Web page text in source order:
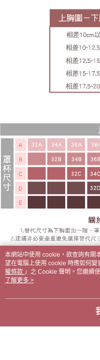
本網站中使用 cookie，欲查詢有關
望在電腦上使用 cookie 時應如何
權條款 」之 Cookie 聲明。您繼續
用條款之 Cookie 聲明使用 cookie。
了解更多 >